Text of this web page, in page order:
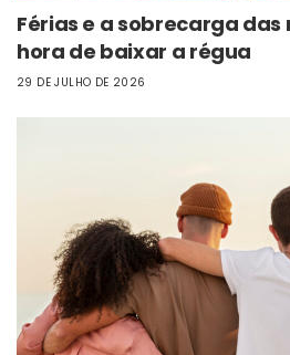
Férias e a sobrecarga das
hora de baixar a régua
29 DE JULHO DE 2026